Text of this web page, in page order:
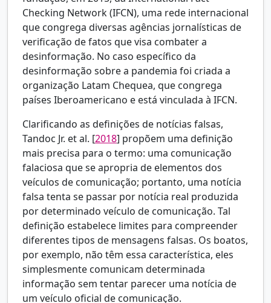
Checking Network (IFCN), uma rede internacional
que congrega diversas agências jornalísticas de
verificação de fatos que visa combater a
desinformação. No caso específico da
desinformação sobre a pandemia foi criada a
organização Latam Chequea, que congrega
países Iberoamericano e está vinculada à IFCN.
Clarificando as definições de notícias falsas,
Tandoc Jr. et al. [2018] propõem uma definição
mais precisa para o termo: uma comunicação
falaciosa que se apropria de elementos dos
veículos de comunicação; portanto, uma notícia
falsa tenta se passar por notícia real produzida
por determinado veículo de comunicação. Tal
definição estabelece limites para compreender
diferentes tipos de mensagens falsas. Os boatos,
por exemplo, não têm essa característica, eles
simplesmente comunicam determinada
informação sem tentar parecer uma notícia de
um veículo oficial de comunicação.